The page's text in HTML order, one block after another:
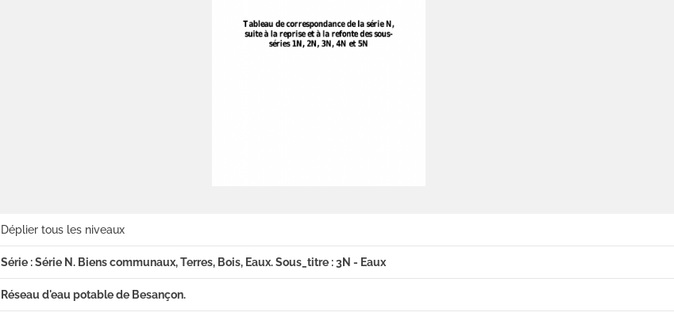
Dépliertous les niveaux
Série : Série N. Biens communaux, Terres, Bois, Eaux. Sous_titre : 3N - Eaux
Réseau d'eau potable de Besançon.